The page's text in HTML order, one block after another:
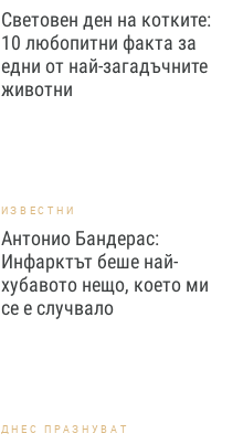
Световен ден на котките:
10 любопитни факта за
едни от най-загадъчните
животни
ИЗВЕСТНИ
Антонио Бандерас:
Инфарктът беше най-
хубавото нещо, което ми
се е случвало
ДНЕС ПРАЗНУВАТ